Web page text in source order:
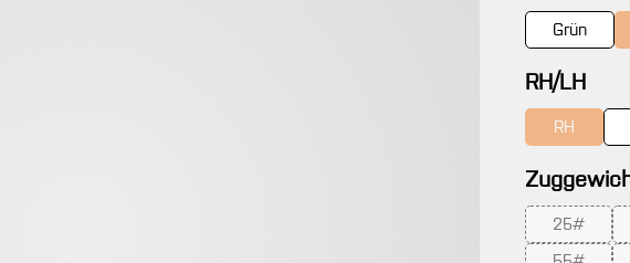
Grün
RH/LH
RH
(Diese
25#
(Diese